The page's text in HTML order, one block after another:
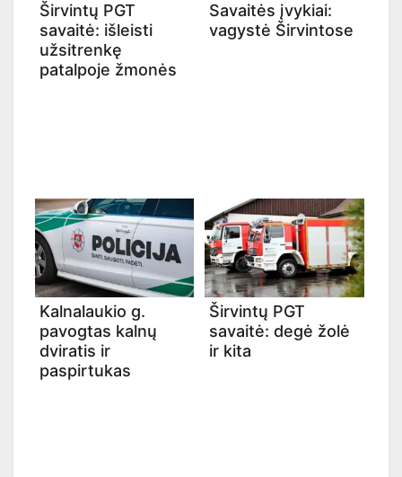
Širvintų PGT
savaitė: išleisti
užsitrenkę
patalpoje žmonės
Savaitės įvykiai:
vagystė Širvintose
Kalnalaukio g.
pavogtas kalnų
dviratis ir
paspirtukas
Širvintų PGT
savaitė: degė žolė
ir kita